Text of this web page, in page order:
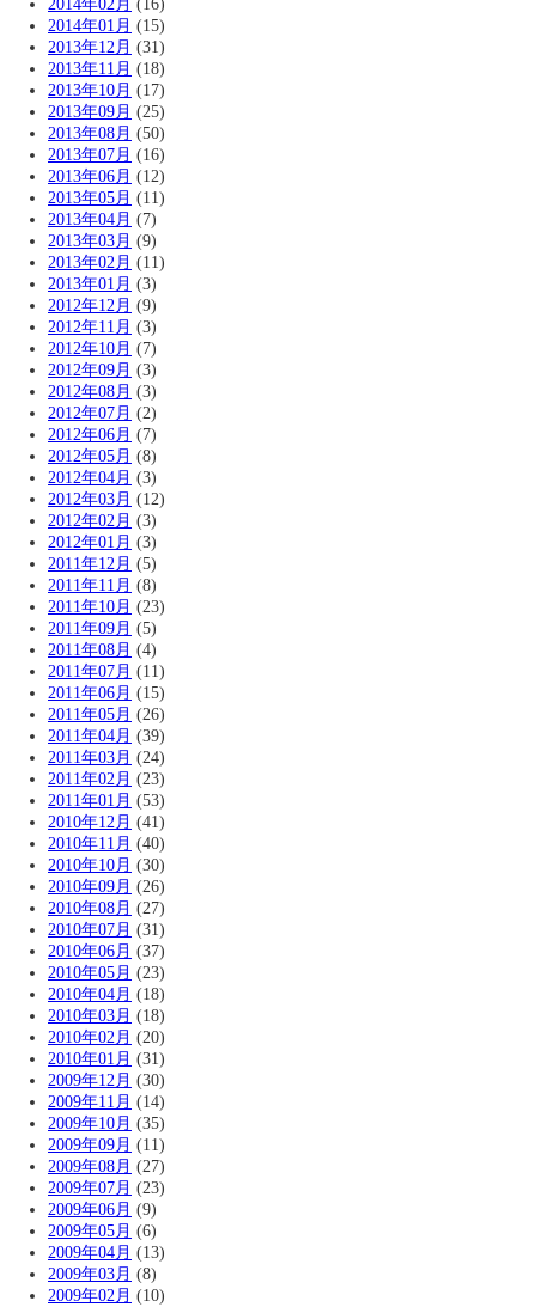
2014年02月 (16)
2014年01月 (15)
2013年12月 (31)
2013年11月 (18)
2013年10月 (17)
2013年09月 (25)
2013年08月 (50)
2013年07月 (16)
2013年06月 (12)
2013年05月 (11)
2013年04月 (7)
2013年03月 (9)
2013年02月 (11)
2013年01月 (3)
2012年12月 (9)
2012年11月 (3)
2012年10月 (7)
2012年09月 (3)
2012年08月 (3)
2012年07月 (2)
2012年06月 (7)
2012年05月 (8)
2012年04月 (3)
2012年03月 (12)
2012年02月 (3)
2012年01月 (3)
2011年12月 (5)
2011年11月 (8)
2011年10月 (23)
2011年09月 (5)
2011年08月 (4)
2011年07月 (11)
2011年06月 (15)
2011年05月 (26)
2011年04月 (39)
2011年03月 (24)
2011年02月 (23)
2011年01月 (53)
2010年12月 (41)
2010年11月 (40)
2010年10月 (30)
2010年09月 (26)
2010年08月 (27)
2010年07月 (31)
2010年06月 (37)
2010年05月 (23)
2010年04月 (18)
2010年03月 (18)
2010年02月 (20)
2010年01月 (31)
2009年12月 (30)
2009年11月 (14)
2009年10月 (35)
2009年09月 (11)
2009年08月 (27)
2009年07月 (23)
2009年06月 (9)
2009年05月 (6)
2009年04月 (13)
2009年03月 (8)
2009年02月 (10)